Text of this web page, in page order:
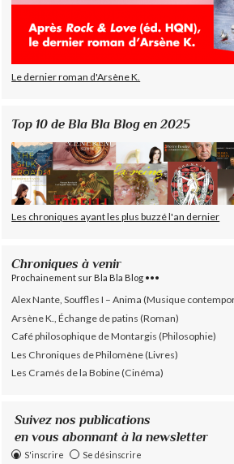
Le dernier roman d'Arsène K.
Top 10 de Bla Bla Blog en 2025
Les chroniques ayant les plus buzzé l'an dernier
Chroniques à venir
Prochainement sur Bla Bla Blog •••
Alex Nante, Souffles I – Anima (Musique
Arsène K., Échange de patins (Roman)
Café philosophique de Montargis (Philosophie)
Les Chroniques de Philomène (Livres)
Les Cramés de la Bobine (Cinéma)
Suivez nos publications
en vous abonnant à la newsletter
S'inscrire Se désinscrire